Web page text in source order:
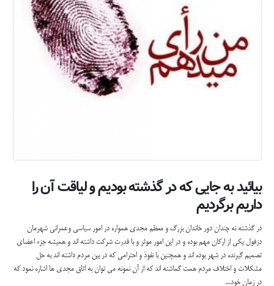
بيائيد به جايی كه در گذشته بوديم و لياقت آن را
داريم برگرديم
در گذشته نه چندان دور خاندان بزرگ و معظم مجدی همواره در امور سياسي وعمراني شهرمان
دزفول يكي از اركان مهم بوده و در اين امور موثر و با قدرت شركت داشته اند و هميشه جزء اعضاي
تصميم گيرنده در شهر بوده اند و همچنين با نفوذ و احترامي كه در بين مردم داشته اند به حل
مشكلات و اختلاف مردم همت گماشته اند كه از آن نمونه مي توان به اتاق مجدي ها اشاره نمود كه
در زمان خود...